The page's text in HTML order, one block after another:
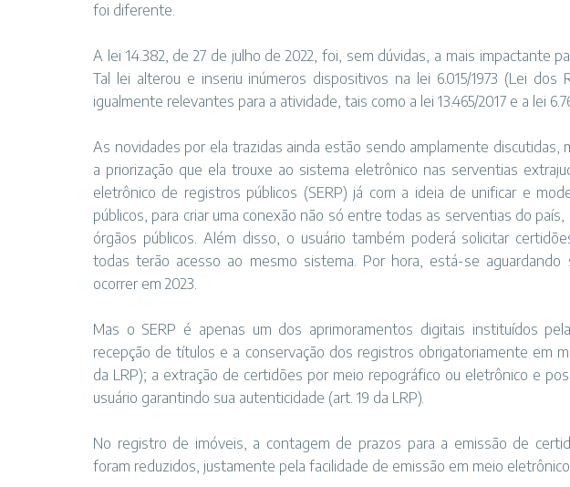
foi diferente.
A lei 14.382, de 27 de julho de 2022, foi, sem dúvidas, a mais impactante
Tal lei alterou e inseriu inúmeros dispositivos na lei 6.015/1973 (Lei dos
igualmente relevantes para a atividade, tais como a lei 13.465/2017 e a lei
As novidades por ela trazidas ainda estão sendo amplamente discutidas,
a priorização que ela trouxe ao sistema eletrônico nas serventias
eletrônico de registros públicos (SERP) já com a ideia de unificar e
públicos, para criar uma conexão não só entre todas as serventias do
órgãos públicos. Além disso, o usuário também poderá solicitar
todas terão acesso ao mesmo sistema. Por hora, está-se aguardando
ocorrer em 2023.
Mas o SERP é apenas um dos aprimoramentos digitais instituídos
recepção de títulos e a conservação dos registros obrigatoriamente em
da LRP); a extração de certidões por meio repográfico ou eletrônico e
usuário garantindo sua autenticidade (art. 19 da LRP).
No registro de imóveis, a contagem de prazos para a emissão de
foram reduzidos, justamente pela facilidade de emissão em meio eletrônico